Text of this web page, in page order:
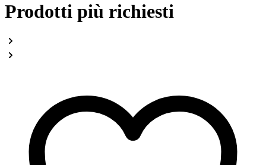
Prodotti più richiesti